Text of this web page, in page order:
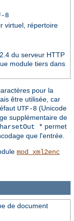
8
virtuel, répertoire
du serveur HTTP
module tiers dans
pour la
être utilisée, car
UTF-8 (Unicode
supplémentaire de
* permet
que l'entrée.
mod_xml2enc
de document